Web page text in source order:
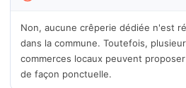
Non, aucune crêperie dédiée n'est
dans la commune. Toutefois,
commerces locaux peuvent
de façon ponctuelle.